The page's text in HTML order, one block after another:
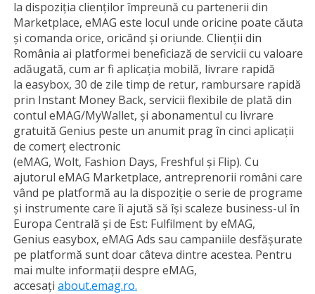
la dispoziția clienților împreună cu partenerii din
Marketplace, eMAG este locul unde oricine poate căuta
și comanda orice, oricând și oriunde. Clienții din
România ai platformei beneficiază de servicii cu valoare
adăugată, cum ar fi aplicația mobilă, livrare rapidă
la easybox, 30 de zile timp de retur, rambursare rapidă
prin Instant Money Back, servicii flexibile de plată din
contul eMAG/MyWallet, și abonamentul cu livrare
gratuită Genius peste un anumit prag în cinci aplicații
de comerț electronic
(eMAG, Wolt, Fashion Days, Freshful și Flip). Cu
ajutorul eMAG Marketplace, antreprenorii români care
vând pe platformă au la dispoziție o serie de programe
și instrumente care îi ajută să își scaleze business-ul în
Europa Centrală și de Est: Fulfilment by eMAG,
Genius easybox, eMAG Ads sau campaniile desfășurate
pe platformă sunt doar câteva dintre acestea. Pentru
mai multe informații despre eMAG,
accesați about.emag.ro.